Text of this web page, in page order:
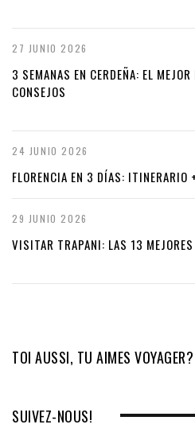
27 JUNIO 2026
3 SEMANAS EN CERDEÑA: EL
CONSEJOS
24 JUNIO 2026
FLORENCIA EN 3 DÍAS: ITINERARIO
29 JUNIO 2026
VISITAR TRAPANI: LAS 13 MEJORES
TOI AUSSI, TU AIMES VOYAGER?
SUIVEZ-NOUS!